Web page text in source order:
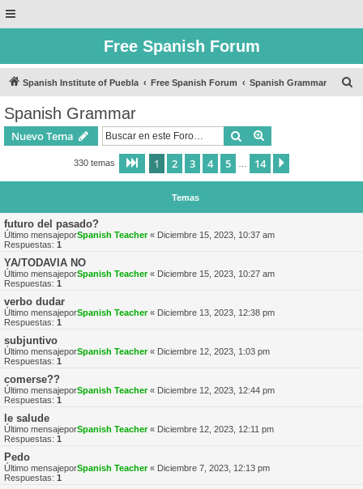
Free Spanish Forum
Spanish Institute of Puebla Free Spanish Forum Spanish Grammar
Spanish Grammar
Nuevo Tema Buscar
330 temas Página de 14
1 2 3 4 5 14
Temas
futuro del pasado?
Último mensajeporSpanish Teacher« Diciembre 15, 2023, 10:37 am
Respuestas: 1
YA/TODAVIA NO
Último mensajeporSpanish Teacher« Diciembre 15, 2023, 10:27 am
Respuestas: 1
verbo dudar
Último mensajeporSpanish Teacher« Diciembre 13, 2023, 12:38 pm
Respuestas: 1
subjuntivo
Último mensajeporSpanish Teacher« Diciembre 12, 2023, 1:03 pm
Respuestas: 1
comerse??
Último mensajeporSpanish Teacher« Diciembre 12, 2023, 12:44 pm
Respuestas: 1
le salude
Último mensajeporSpanish Teacher« Diciembre 12, 2023, 12:11 pm
Respuestas: 1
Pedo
Último mensajeporSpanish Teacher« Diciembre 7, 2023, 12:13 pm
Respuestas: 1